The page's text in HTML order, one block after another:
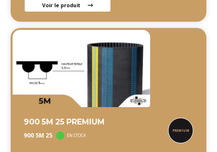
Voir le produit
900 5M 25 PREMIUM
900 5M 25 EN STOCK